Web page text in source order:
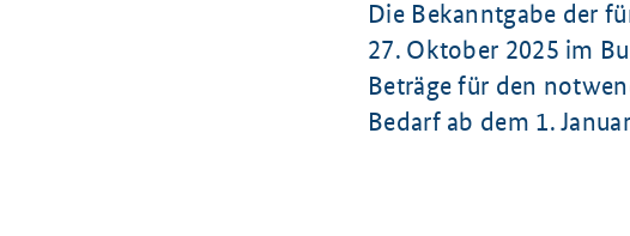
Die Bekanntgabe der
27. Oktober 2025 im
Beträge für den
Bedarf ab dem 1.